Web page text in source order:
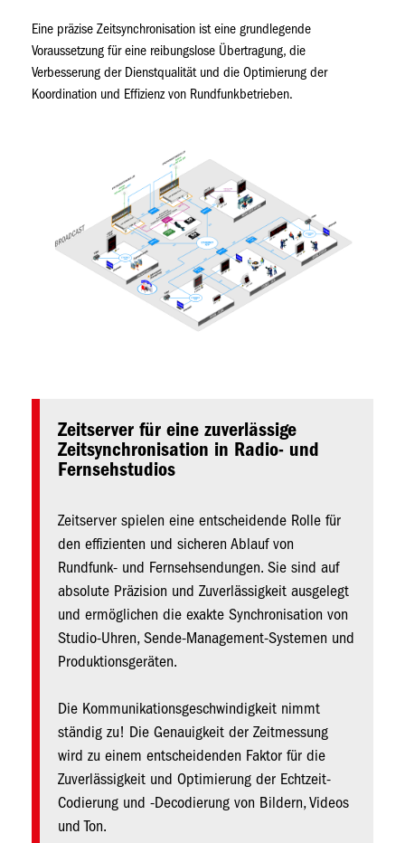
Eine präzise Zeitsynchronisation ist eine grundlegende
Voraussetzung für eine reibungslose Übertragung, die
Verbesserung der Dienstqualität und die Optimierung der
Koordination und Effizienz von Rundfunkbetrieben.
Zeitserver für eine zuverlässige
Zeitsynchronisation in Radio- und
Fernsehstudios
Zeitserver spielen eine entscheidende Rolle für
den effizienten und sicheren Ablauf von
Rundfunk- und Fernsehsendungen. Sie sind auf
absolute Präzision und Zuverlässigkeit ausgelegt
und ermöglichen die exakte Synchronisation von
Studio-Uhren, Sende-Management-Systemen und
Produktionsgeräten.
Die Kommunikationsgeschwindigkeit nimmt
ständig zu! Die Genauigkeit der Zeitmessung
wird zu einem entscheidenden Faktor für die
Zuverlässigkeit und Optimierung der Echtzeit-
Codierung und -Decodierung von Bildern, Videos
und Ton.